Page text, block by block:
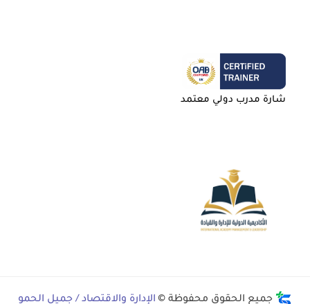
شارة مدرب دولي معتمد
جميع الحقوق محفوظة © الإدارة والاقتصاد / جميل الحمو